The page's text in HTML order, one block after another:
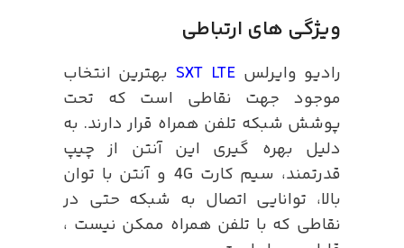
ویژگی های ارتباطی
رادیو وایرلس SXT LTE بهترین انتخاب
موجود جهت نقاطی است که تحت
پوشش شبکه تلفن همراه قرار دارند. به
دلیل بهره گیری این آنتن از چیپ
قدرتمند، سیم کارت 4G و آنتن با توان
بالا، توانایی اتصال به شبکه حتی در
نقاطی که با تلفن همراه ممکن نیست ،